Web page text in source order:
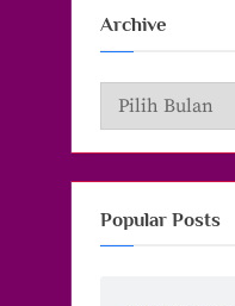
Archive
Archive
Popular Posts